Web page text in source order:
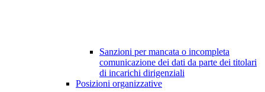
Sanzioni per mancata o incompleta
comunicazione dei dati da parte dei titolari
di incarichi dirigenziali
Posizioni organizzative